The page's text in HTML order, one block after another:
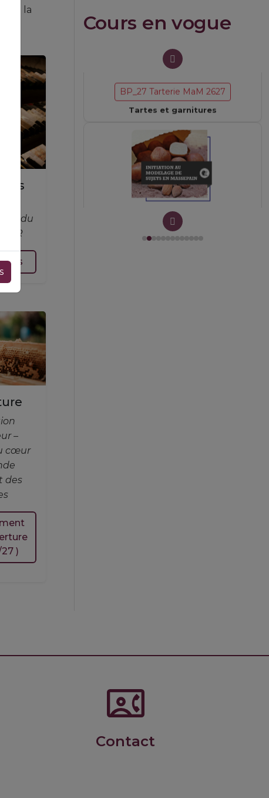
la
des
du
plus
–
cœur
des
)
Cours en vogue
Tartes et garnitures
BP_52 Massepain VeM 2627
RC1D 1245 Commis 4jours$
Découverte de la cuisine.
Contact